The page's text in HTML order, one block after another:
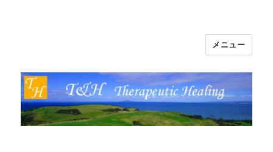
T&H Therapeutic Healing
メニュー